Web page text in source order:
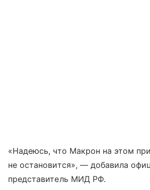
«Надеюсь, что Макрон на этом
не остановится», — добавила
представитель МИД РФ.